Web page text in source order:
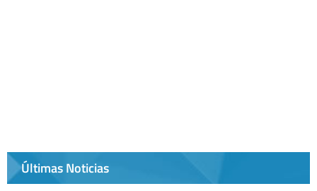
Últimas Noticias